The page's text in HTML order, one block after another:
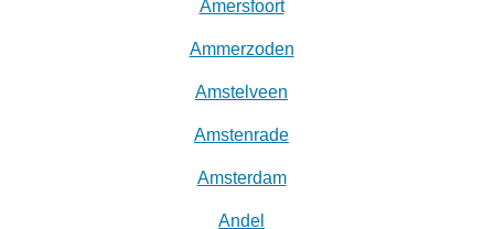
Amersfoort
Ammerzoden
Amstelveen
Amstenrade
Amsterdam
Andel